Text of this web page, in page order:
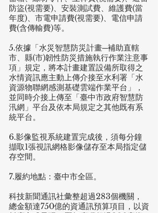
防盜(視需要)、安裝測試費、維護費(當
年度)、市電申請費(視需要)、電信申請
費(含傳輸費)等。
5.依據「水災智慧防災計畫─補助直轄
市、縣(市)韌性防災措施執行作業注意事
項」規定，將本計畫建置設備所取得之
水情資訊應主動上傳介接至水利署「水
資源物聯網感測基礎雲端作業平台」，
並同時介接上傳至「臺中市政府智慧防
汛網」平台及依本局規定之其他既有系
統平台。
6.影像監視系統建置完成後，須每分鐘
擷取1張視訊網格影像儲存至本局指定儲
存空間。
7.履約地點：臺中市全區。
科技新聞通訊社彙整超過283個機關，
總金額達750億的資通訊預算項目，以資